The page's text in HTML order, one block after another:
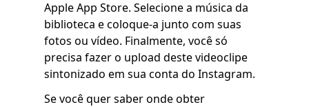
Apple App Store. Selecione a música da
biblioteca e coloque-a junto com suas
fotos ou vídeo. Finalmente, você só
precisa fazer o upload deste videoclipe
sintonizado em sua conta do Instagram.
Se você quer saber onde obter